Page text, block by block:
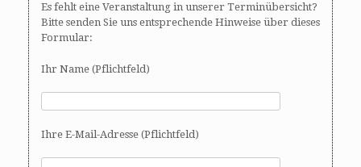
Es fehlt eine Veranstaltung in unserer Terminübersicht?
Bitte senden Sie uns entsprechende Hinweise über dieses
Formular:
Ihr Name (Pflichtfeld)
Ihre E-Mail-Adresse (Pflichtfeld)